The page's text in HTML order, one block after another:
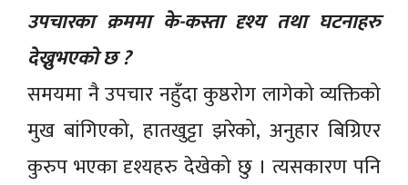
उपचारका क्रममा के-कस्ता दृश्य तथा घटनाहरु
देख्नुभएको छ ?
समयमा नै उपचार नहुँदा कुष्ठरोग लागेको व्यक्तिको
मुख बांगिएको, हातखुट्टा झरेको, अनुहार बिग्रिएर
कुरुप भएका दृश्यहरु देखेको छु । त्यसकारण पनि